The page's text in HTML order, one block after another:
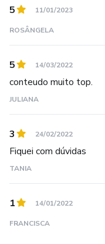
5 11/01/2023
ROSÂNGELA
5 14/03/2022
conteudo muito top.
JULIANA
3 24/02/2022
Fiquei com dúvidas
TANIA
1 14/01/2022
FRANCISCA